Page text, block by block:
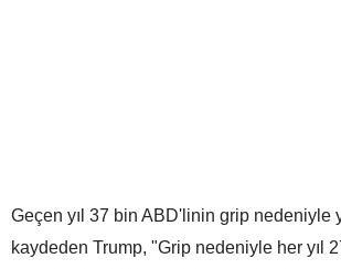
Geçen yıl 37 bin ABD'linin grip nedeniyle
kaydeden Trump, "Grip nedeniyle her yıl